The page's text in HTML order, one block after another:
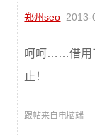
郑州seo 2013-
呵呵……借用
止！
跟帖来自电脑端